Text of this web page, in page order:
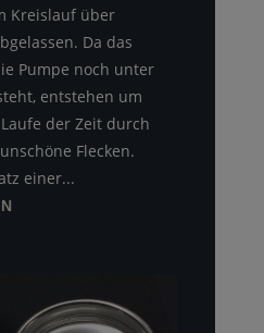
Kreislauf über
Da das
Pumpe noch unter
entstehen um
der Zeit durch
Flecken.
einer...